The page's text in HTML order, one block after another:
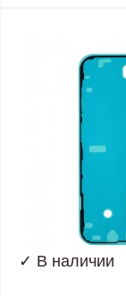
✓ В наличии